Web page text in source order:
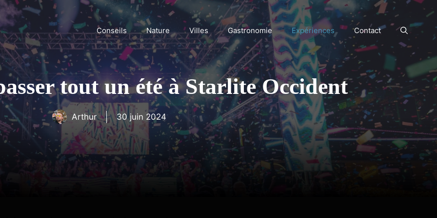
Conseils Nature Villes Gastronomie Expériences Contact
tout un été à Starlite Occident
Arthur 30 juin 2024